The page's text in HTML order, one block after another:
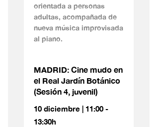
orientada a personas
adultas, acompañada de
nueva música improvisada
al piano.
MADRID: Cine mudo en
el Real Jardín Botánico
(Sesión 4, juvenil)
10 diciembre | 11:00 -
13:30h